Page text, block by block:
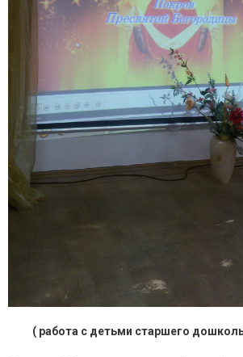
( работа с детьми старшего